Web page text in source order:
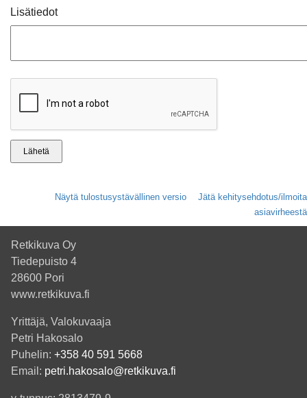
Lisätiedot
Näytä tulostusystävällinen versio
Jätä kehitysehdotus/ilmoita
asiavirheestä
Retkikuva Oy
Tiedepuisto 4
28600 Pori
www.retkikuva.fi
Yrittäjä, Valokuvaaja
Petri Hakosalo
Puhelin: +358 40 591 5668
Email: petri.hakosalo@retkikuva.fi